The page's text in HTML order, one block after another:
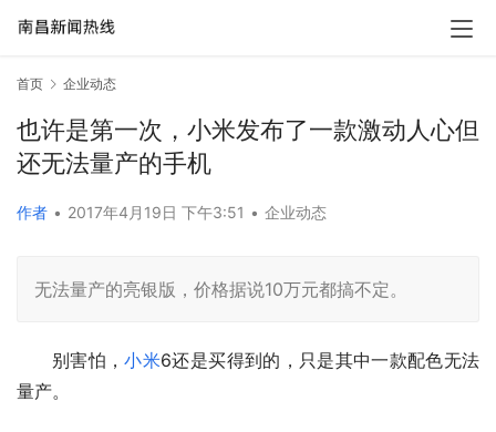
首页 企业动态
也许是第一次，小米发布了一款激动人心但
还无法量产的手机
作者 • 2017年4月19日 下午3:51 • 企业动态
无法量产的亮银版，价格据说10万元都搞不定。
别害怕，小米6还是买得到的，只是其中一款配色无法
量产。